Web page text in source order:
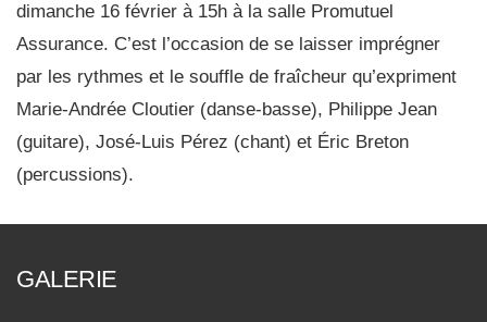
dimanche 16 février à 15h à la salle Promutuel
Assurance. C’est l’occasion de se laisser imprégner
par les rythmes et le souffle de fraîcheur qu’expriment
Marie-Andrée Cloutier (danse-basse), Philippe Jean
(guitare), José-Luis Pérez (chant) et Éric Breton
(percussions).
GALERIE